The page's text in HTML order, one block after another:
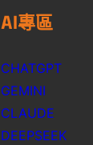
AI專區
CHATGPT
GEMINI
CLAUDE
DEEPSEEK